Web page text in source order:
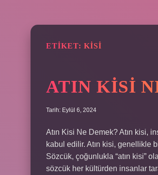
ETIKET: KISI
ATIN KISI
Tarih: Eylül 6, 2024
Atın Kisi Ne Demek? Atın kisi,
kabul edilir. Atın kisi, genellikle
Sözcük, çoğunlukla “atın kisi”
sözcük her kültürden insanlar